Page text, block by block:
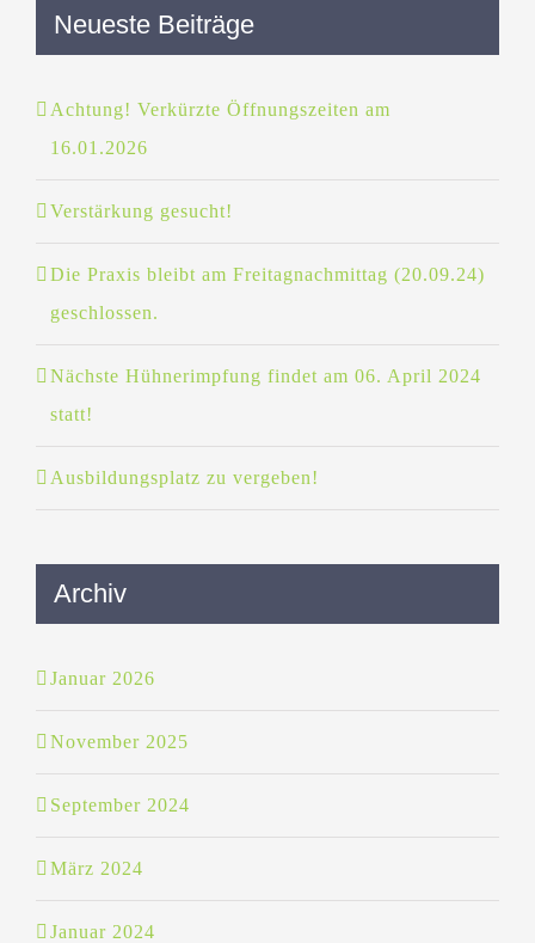
Neueste Beiträge
Achtung! Verkürzte Öffnungszeiten am
16.01.2026
Verstärkung gesucht!
Die Praxis bleibt am Freitagnachmittag (20.09.24)
geschlossen.
Nächste Hühnerimpfung findet am 06. April 2024
statt!
Ausbildungsplatz zu vergeben!
Archiv
Januar 2026
November 2025
September 2024
März 2024
Januar 2024